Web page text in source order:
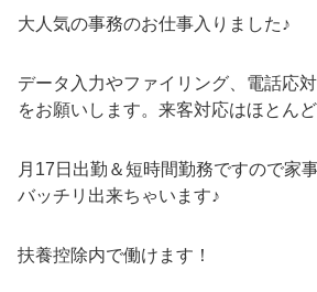
大人気の事務のお仕事入りました♪
データ入力やファイリング、電話応
をお願いします。来客対応はほとん
月17日出勤＆短時間勤務ですので家
バッチリ出来ちゃいます♪
扶養控除内で働けます！